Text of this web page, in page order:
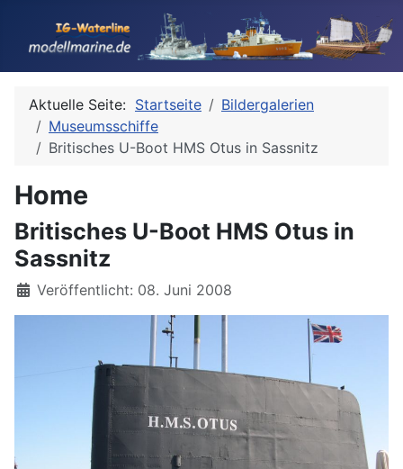
Aktuelle Seite: Startseite
Bildergalerien
Museumsschiffe
Britisches U-Boot HMS Otus in Sassnitz
Home
Britisches U-Boot HMS Otus in
Sassnitz
Details
Veröffentlicht: 08. Juni 2008